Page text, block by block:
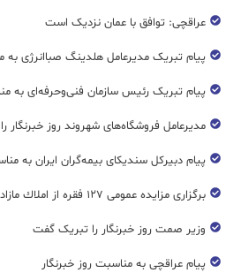
عراقچی: توافق با عمان نزدیک است
پیام تبریک مدیرعامل هلدینگ صباانرژی به
پیام تبریک رئیس سازمان فنی‌و‌حرفه‌ای به
مدیرعامل فروشگاه‌های شهروند روز خبرنگار
پیام دبیرکل سندیکای بیمه‌گران ایران به
برگزاری مزایده عمومی ۱۲۷ فقره از املاك مازاد بانك ملت
وزیر صمت روز خبرنگار را تبریک گفت
پیام عراقچی به مناسبت روز خبرنگار